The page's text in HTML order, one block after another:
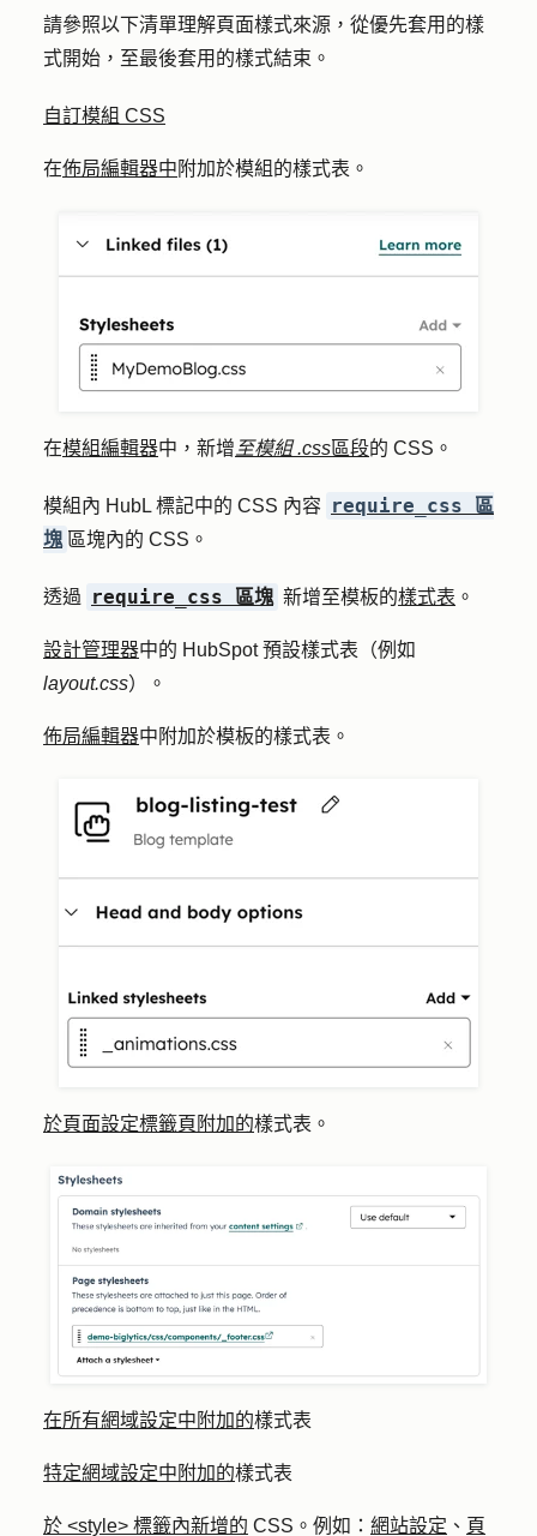
請參照以下清單理解頁面樣式來源，從優先套用的樣
式開始，至最後套用的樣式結束。
自訂模組 CSS
在佈局編輯器中 附加於模組的樣式表。
在模組編輯器中，新增 至模組 .css區段的 CSS。
模組內 HubL 標記中的 CSS 內容 require_css 區
塊 區塊內的 CSS。
透過 require_css 區塊 新增至模板的樣式表 。
設計管理器中的 HubSpot 預設樣式表（例如
layout.css）。
佈局編輯器中附加於模板的樣式表。
於頁面設定標籤頁附加的樣式表。
在所有網域設定中附加的樣式表
特定網域設定中附加的樣式表
於 <style> 標籤內新增的 CSS。例如： 網站設定 、 頁